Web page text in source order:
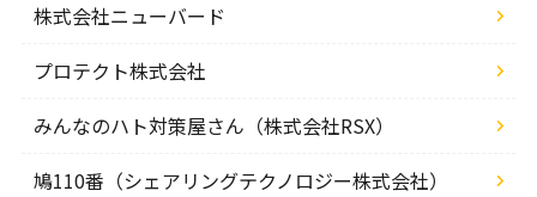
株式会社ニューバード
プロテクト株式会社
みんなのハト対策屋さん（株式会社RSX）
鳩110番（シェアリングテクノロジー株式会社）